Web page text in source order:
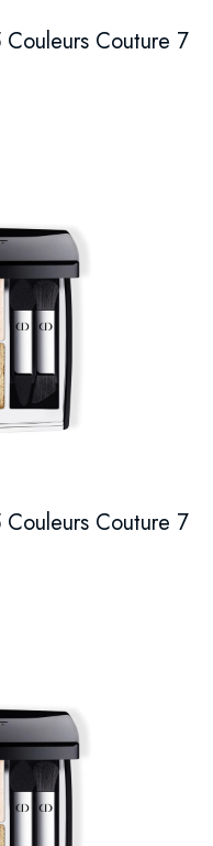
Couture 7
Couture 7